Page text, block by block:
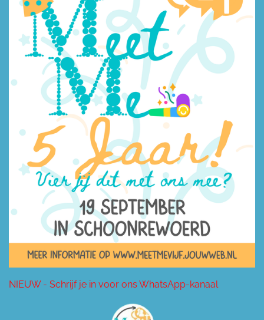
NIEUW - Schrijf je in voor ons WhatsApp-kanaal